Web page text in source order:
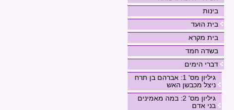
בינות
בית הועד
בית מקרא
בשדה חמד
דברי הימים
גיליון מס' 1: אברהם בן תרח
ניצל מכבשן האש
גיליון מס' 2: במה מאמינים
בני אדם